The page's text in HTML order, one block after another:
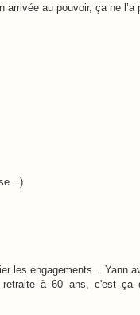
au pouvoir, ça ne l’a
les engagements... Yann
à 60 ans, c'est ça